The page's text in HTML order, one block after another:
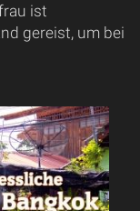
ist
gereist, um bei